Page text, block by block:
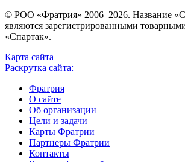
© РОО «Фратрия» 2006–2026. Название
являются зарегистрированными
«Спартак».
Карта сайта
Раскрутка сайта:
Фратрия
О сайте
Об организации
Цели и задачи
Карты Фратрии
Партнеры Фратрии
Контакты